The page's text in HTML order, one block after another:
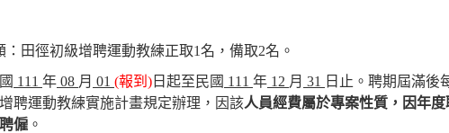
：田徑初級增聘運動教練正取1名，備取2名。
111 年 08 月 01 (報到) 日起至民國 111 年 12 月 31
日止。聘期屆滿後
聘運動教練實施計畫規定辦理，因該人員經費屬於專案性質 ， 因年
僱 。